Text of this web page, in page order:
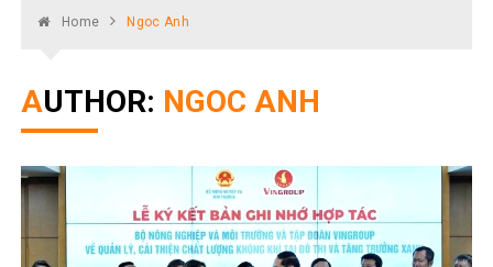
Home Ngoc Anh
AUTHOR: NGOC ANH